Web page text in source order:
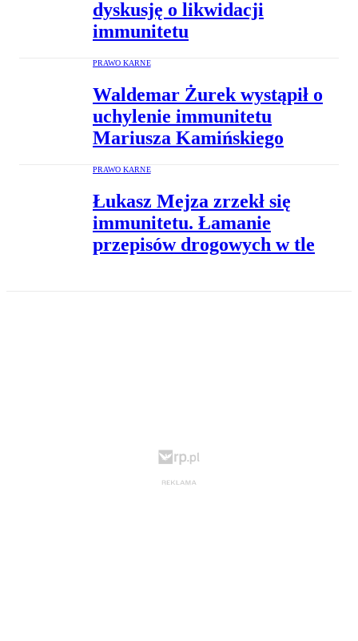
dyskusję o likwidacji
immunitetu
PRAWO KARNE
Waldemar Żurek wystąpił o
uchylenie immunitetu
Mariusza Kamińskiego
PRAWO KARNE
Łukasz Mejza zrzekł się
immunitetu. Łamanie
przepisów drogowych w tle